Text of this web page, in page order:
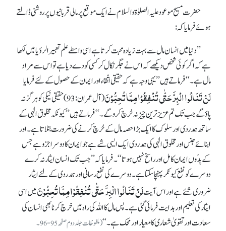
حضرت مسیح موعود علیہ الصلوٰۃ والسلام نے ایک موقع پر مالی قربانیوں پر روشنی ڈالتے
ہوئے فرمایا کہ:
’’دنیا میں انسان مال سے بہت زیادہ محبت کرتا ہے اسی واسطے علم تعبیر الرؤیا میں لکھا
ہے کہ اگر کوئی شخص دیکھے کہ اس نے جگر نکال کر کسی کو دے دیا ہے تو اس سے مراد
مال ہے۔‘‘ فرماتے ہیں ’’یہی وجہ ہے کہ حقیقی اتّقاء اور ایمان کے حصول کے لئے فرمایا
لَنْ تَنَالُوا الْبِرَّ حَتّٰی تُنْفِقُوْا مِمَّا تُحِبُّوْنَ
(آل عمران: 93) حقیقی نیکی کو ہرگز نہ
پاؤ گے جب تک تم عزیز ترین چیز نہ خرچ کرو گے۔‘‘ فرماتے ہیں ’’کیونکہ مخلوق الٰہی کے
ساتھ ہمدردی اور سلوک کا ایک بڑا حصہ مال کے خرچ کرنے کی ضرورت بتلاتا ہے۔ اور
ابنائے جنس اور مخلوق الٰہی کی ہمدردی ایک ایسی شے ہے جو ایمان کا دوسرا جزو ہے جس
کے بِدُوں ایمان کامل اور راسخ نہیں ہوتا‘‘۔ فرمایا کہ ’’جب تک انسان ایثار نہ کرے
دوسرے کو نفع کیونکر پہنچا سکتا ہے۔ دوسرے کی نفع رسانی اور ہمدردی کے لئے ایثار
ضروری شئے ہے اور اس آیتلَنْ تَنَالُوا الْبِرَّ حَتّٰی تُنْفِقُوْا مِمَّا تُحِبُّوْنَمیں اسی
ایثار کی تعلیم اور ہدایت فرمائی گئی ہے۔ پس مال کا اللہ کی راہ میں خرچ کرنا بھی انسان کی
سعادت اور تقویٰ شعاری کا معیار اور محک ہے۔‘‘
(ملفوظات جلد دوم صفحہ95-96۔